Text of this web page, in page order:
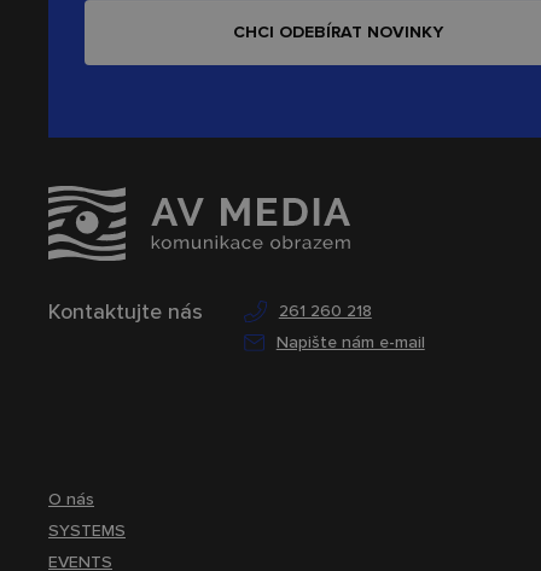
Kontaktujte nás
261 260 218
Napište nám e-mail
CHCI ODEBÍRAT NOVINKY
O nás
SYSTEMS
EVENTS